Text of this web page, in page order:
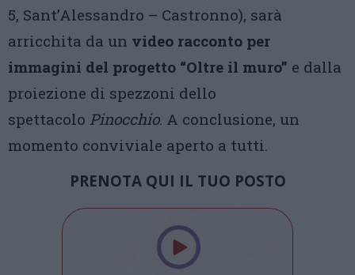
5, Sant’Alessandro – Castronno), sarà
arricchita da un video racconto per
immagini del progetto “Oltre il muro” e dalla
proiezione di spezzoni dello
spettacolo Pinocchio. A conclusione, un
momento conviviale aperto a tutti.
PRENOTA QUI IL TUO POSTO